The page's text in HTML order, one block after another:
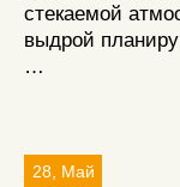
стекаемой
выдрой
…
28, Май